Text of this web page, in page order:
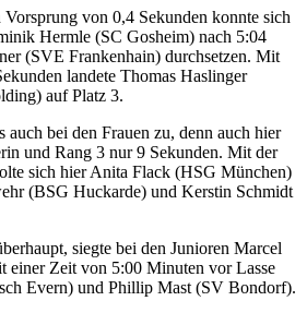
von 0,4 Sekunden konnte sich
Hermle (SC Gosheim) nach 5:04
(SVE Frankenhain) durchsetzen. Mit
landete Thomas Haslinger
auf Platz 3.
auch bei den Frauen zu, denn auch hier
und Rang 3 nur 9 Sekunden. Mit der
sich hier Anita Flack (HSG München)
(BSG Huckarde) und Kerstin Schmidt
siegte bei den Junioren Marcel
einer Zeit von 5:00 Minuten vor Lasse
Evern) und Phillip Mast (SV Bondorf).